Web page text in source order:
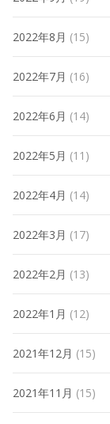
2022年8月 (15)
2022年7月 (16)
2022年6月 (14)
2022年5月 (11)
2022年4月 (14)
2022年3月 (17)
2022年2月 (13)
2022年1月 (12)
2021年12月 (15)
2021年11月 (15)